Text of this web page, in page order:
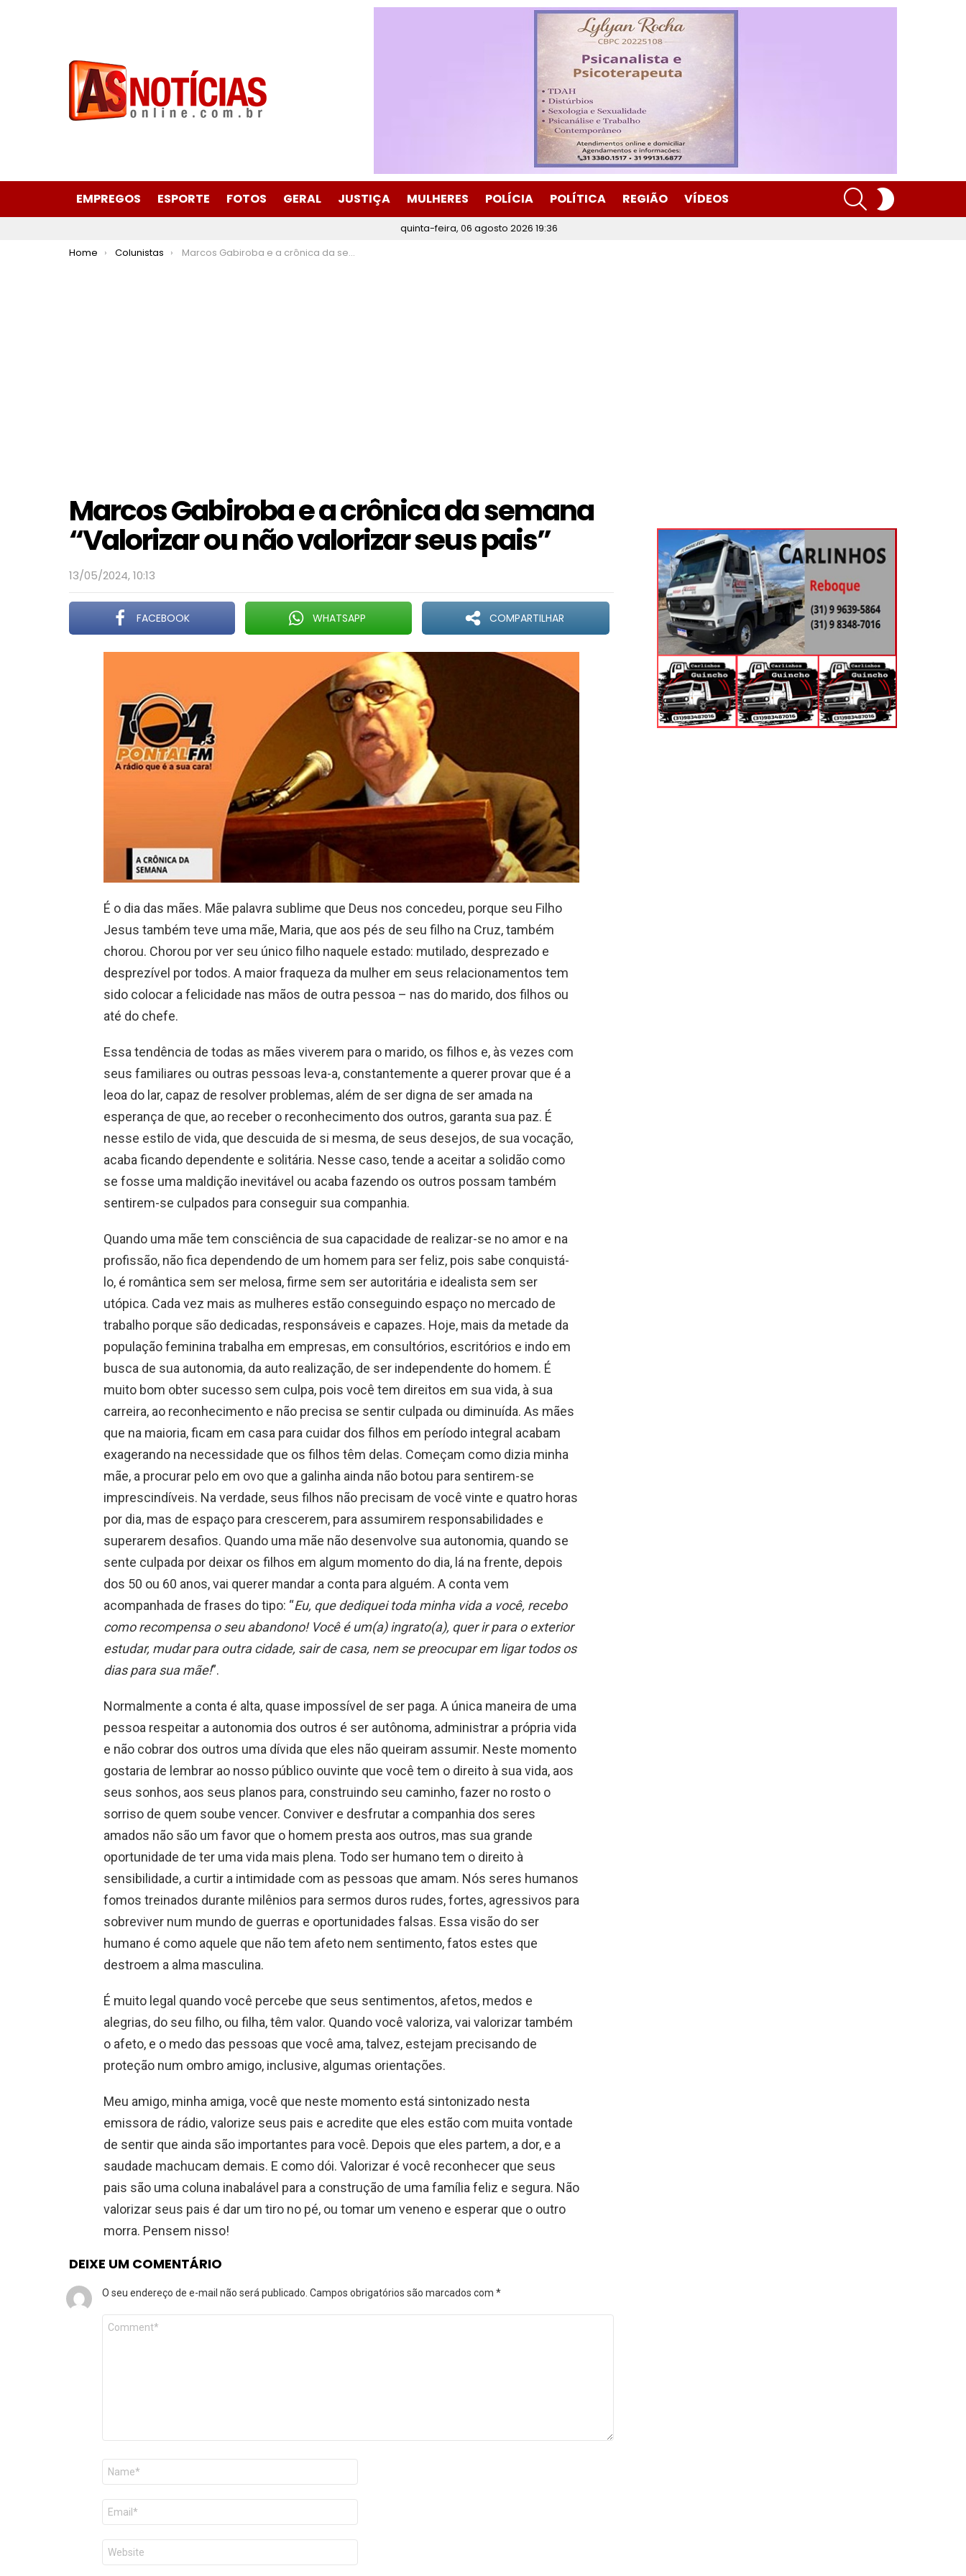
EMPREGOS ESPORTE FOTOS GERAL JUSTIÇA MULHERES POLÍCIA POLÍTICA REGIÃO VÍDEOS
SEARCH
quinta-feira, 06 agosto 2026 19:36
You are here:
Home Colunistas Marcos Gabiroba e a crônica da semana “Valorizar ou não valorizar seus pais”
Marcos Gabiroba e a crônica da semana
“Valorizar ou não valorizar seus pais”
13/05/2024, 10:13
FACEBOOK WHATSAPP COMPARTILHAR
É o dia das mães. Mãe palavra sublime que Deus nos concedeu, porque seu Filho
Jesus também teve uma mãe, Maria, que aos pés de seu filho na Cruz, também
chorou. Chorou por ver seu único filho naquele estado: mutilado, desprezado e
desprezível por todos. A maior fraqueza da mulher em seus relacionamentos tem
sido colocar a felicidade nas mãos de outra pessoa – nas do marido, dos filhos ou
até do chefe.
Essa tendência de todas as mães viverem para o marido, os filhos e, às vezes com
seus familiares ou outras pessoas leva-a, constantemente a querer provar que é a
leoa do lar, capaz de resolver problemas, além de ser digna de ser amada na
esperança de que, ao receber o reconhecimento dos outros, garanta sua paz. É
nesse estilo de vida, que descuida de si mesma, de seus desejos, de sua vocação,
acaba ficando dependente e solitária. Nesse caso, tende a aceitar a solidão como
se fosse uma maldição inevitável ou acaba fazendo os outros possam também
sentirem-se culpados para conseguir sua companhia.
Quando uma mãe tem consciência de sua capacidade de realizar-se no amor e na
profissão, não fica dependendo de um homem para ser feliz, pois sabe conquistá-
lo, é romântica sem ser melosa, firme sem ser autoritária e idealista sem ser
utópica. Cada vez mais as mulheres estão conseguindo espaço no mercado de
trabalho porque são dedicadas, responsáveis e capazes. Hoje, mais da metade da
população feminina trabalha em empresas, em consultórios, escritórios e indo em
busca de sua autonomia, da auto realização, de ser independente do homem. É
muito bom obter sucesso sem culpa, pois você tem direitos em sua vida, à sua
carreira, ao reconhecimento e não precisa se sentir culpada ou diminuída. As mães
que na maioria, ficam em casa para cuidar dos filhos em período integral acabam
exagerando na necessidade que os filhos têm delas. Começam como dizia minha
mãe, a procurar pelo em ovo que a galinha ainda não botou para sentirem-se
imprescindíveis. Na verdade, seus filhos não precisam de você vinte e quatro horas
por dia, mas de espaço para crescerem, para assumirem responsabilidades e
superarem desafios. Quando uma mãe não desenvolve sua autonomia, quando se
sente culpada por deixar os filhos em algum momento do dia, lá na frente, depois
dos 50 ou 60 anos, vai querer mandar a conta para alguém. A conta vem
acompanhada de frases do tipo: “Eu, que dediquei toda minha vida a você, recebo
como recompensa o seu abandono! Você é um(a) ingrato(a), quer ir para o exterior
estudar, mudar para outra cidade, sair de casa, nem se preocupar em ligar todos os
dias para sua mãe!”.
Normalmente a conta é alta, quase impossível de ser paga. A única maneira de uma
pessoa respeitar a autonomia dos outros é ser autônoma, administrar a própria vida
e não cobrar dos outros uma dívida que eles não queiram assumir. Neste momento
gostaria de lembrar ao nosso público ouvinte que você tem o direito à sua vida, aos
seus sonhos, aos seus planos para, construindo seu caminho, fazer no rosto o
sorriso de quem soube vencer. Conviver e desfrutar a companhia dos seres
amados não são um favor que o homem presta aos outros, mas sua grande
oportunidade de ter uma vida mais plena. Todo ser humano tem o direito à
sensibilidade, a curtir a intimidade com as pessoas que amam. Nós seres humanos
fomos treinados durante milênios para sermos duros rudes, fortes, agressivos para
sobreviver num mundo de guerras e oportunidades falsas. Essa visão do ser
humano é como aquele que não tem afeto nem sentimento, fatos estes que
destroem a alma masculina.
É muito legal quando você percebe que seus sentimentos, afetos, medos e
alegrias, do seu filho, ou filha, têm valor. Quando você valoriza, vai valorizar também
o afeto, e o medo das pessoas que você ama, talvez, estejam precisando de
proteção num ombro amigo, inclusive, algumas orientações.
Meu amigo, minha amiga, você que neste momento está sintonizado nesta
emissora de rádio, valorize seus pais e acredite que eles estão com muita vontade
de sentir que ainda são importantes para você. Depois que eles partem, a dor, e a
saudade machucam demais. E como dói. Valorizar é você reconhecer que seus
pais são uma coluna inabalável para a construção de uma família feliz e segura. Não
valorizar seus pais é dar um tiro no pé, ou tomar um veneno e esperar que o outro
morra. Pensem nisso!
DEIXE UM COMENTÁRIO
O seu endereço de e-mail não será publicado. Campos obrigatórios são marcados com *
Comentário
Nome
E-
mail
*
Site